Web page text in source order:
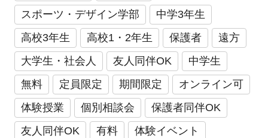
スポーツ・デザイン学部
中学3年生
高校3年生
高校1・2年生 保護者
遠方
大学生・社会人
友人同伴OK
中学生
無料
定員限定 期間限定
オンライン可
体験授業
個別相談会
保護者同伴OK
友人同伴OK
有料
体験イベント